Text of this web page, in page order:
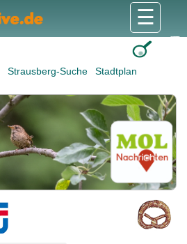
Strausberg-Suche Stadtplan
☰